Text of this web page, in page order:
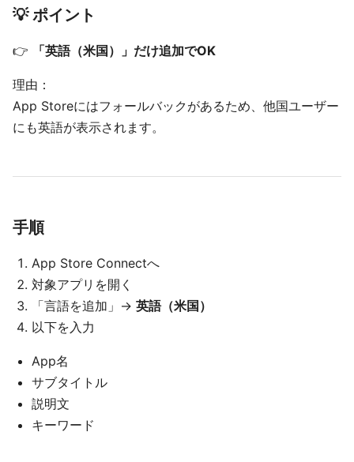
💡 ポイント
👉 「英語（米国）」だけ追加でOK
理由：
App Storeにはフォールバックがあるため、他国ユーザー
にも英語が表示されます。
手順
App Store Connectへ
対象アプリを開く
「言語を追加」→ 英語（米国）
以下を入力
App名
サブタイトル
説明文
キーワード